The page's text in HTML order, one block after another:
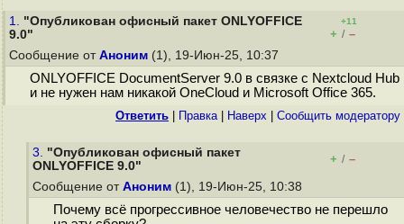
1. "Опубликован офисный пакет ONLYOFFICE
9.0"
+11
+ / –
Сообщение от Аноним (1), 19-Июн-25, 10:37
ONLYOFFICE DocumentServer 9.0 в связке с Nextcloud Hub
и не нужен нам никакой OneCloud и Microsoft Office 365.
Ответить Правка| Наверх Cообщить модератору
3. "Опубликован офисный пакет
ONLYOFFICE 9.0"
+ / –
Сообщение от Аноним (1), 19-Июн-25, 10:38
Почему всё прогрессивное человечество не перешло